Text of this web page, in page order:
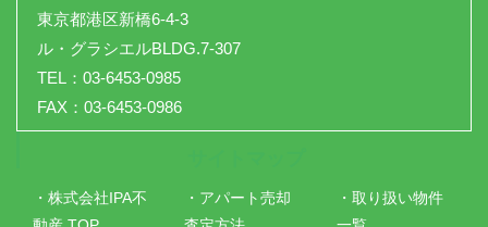
東京都港区新橋6-4-3
ル・グラシエルBLDG.7-307
TEL：03-6453-0985
FAX：03-6453-0986
・株式会社IPA不
・アパート売却
・取り扱い物件